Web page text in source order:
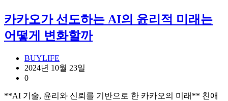
카카오가 선도하는 AI의 윤리적 미래는
어떻게 변화할까
BUYLIFE
2024년 10월 23일
0
**AI 기술, 윤리와 신뢰를 기반으로 한 카카오의 미래** 친애